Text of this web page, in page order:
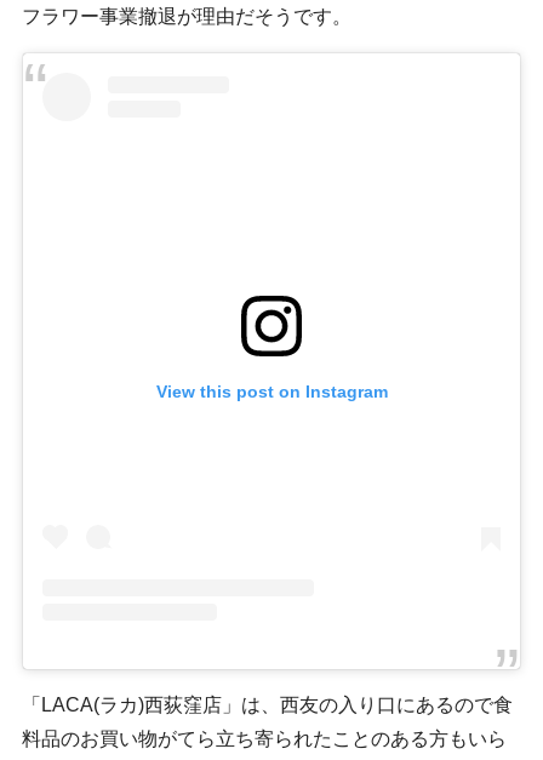
フラワー事業撤退が理由だそうです。
View this post on Instagram
「LACA(ラカ)西荻窪店」は、西友の入り口にあるので食
料品のお買い物がてら立ち寄られたことのある方もいら